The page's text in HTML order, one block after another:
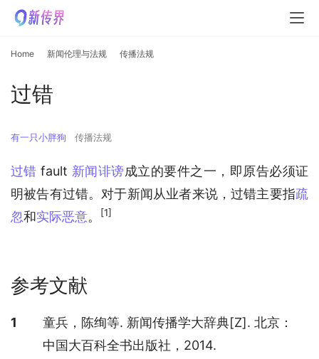
Home 新闻伦理与法规 传播法规
过错
有一只小胖狗 传播法规
过错 fault 新闻诽谤成立的要件之一，即原告必须证
明被告有过错。对于新闻从业者来说，过错主要指疏
忽和实际恶意。 [1]
参考文献
参考文献
1
童兵，陈绚等. 新闻传播学大辞典[Z]. 北京：
中国大百科全书出版社，2014.